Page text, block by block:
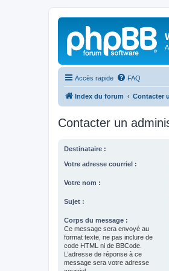
Accès rapide FAQ
Index du forum Contacter
Contacter un
Destinataire :
Votre adresse courriel :
Votre nom :
Sujet :
Corps du message :
Ce message sera envoyé au
format texte, ne pas inclure de
code HTML ni de BBCode.
L’adresse de réponse à ce
message sera votre adresse